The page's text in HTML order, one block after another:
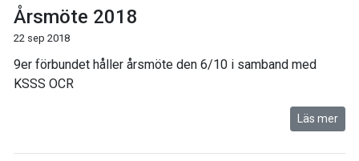
Årsmöte 2018
22 sep 2018
9er förbundet håller årsmöte den 6/10 i samband med
KSSS OCR
Läs mer